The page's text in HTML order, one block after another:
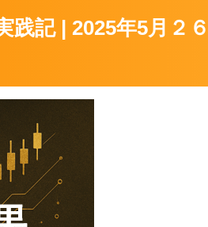
記 | 2025年5月２